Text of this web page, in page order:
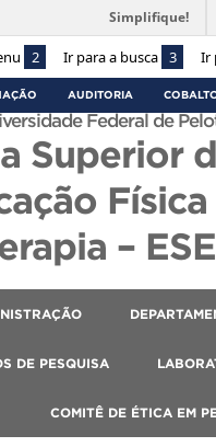
2 Ir para a busca 3 Ir
Simplifique!
AUDITORIA
Federal de
Superior
Física
–
DE PESQUISA
COMITÊ DE ÉTICA EM